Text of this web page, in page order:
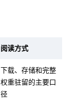
阅读方式
下载、存储和完整
权重驻留的主要口
径